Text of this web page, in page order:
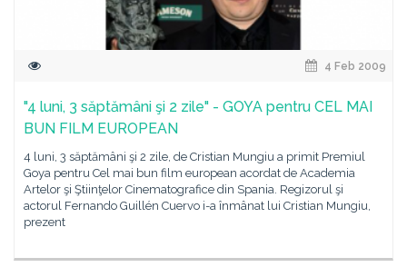
4 Feb 2009
"4 luni, 3 săptămâni şi 2 zile" - GOYA pentru CEL MAI
BUN FILM EUROPEAN
4 luni, 3 săptămâni şi 2 zile, de Cristian Mungiu a primit Premiul
Goya pentru Cel mai bun film european acordat de Academia
Artelor şi Ştiinţelor Cinematografice din Spania. Regizorul şi
actorul Fernando Guillén Cuervo i-a înmânat lui Cristian Mungiu,
prezent